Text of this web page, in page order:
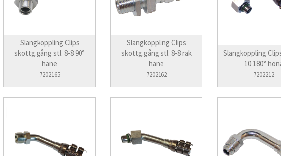
Slangkoppling Clips
skottg.gång stl. 8-8 90°
hane
7202165
Slangkoppling Clips
skottg.gång stl. 8-8 rak
hane
7202162
Slangkoppling
10 180°
7202212